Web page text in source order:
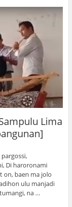
Lima
Di haroronami
on, baen ma jolo
ulu manjadi
na …